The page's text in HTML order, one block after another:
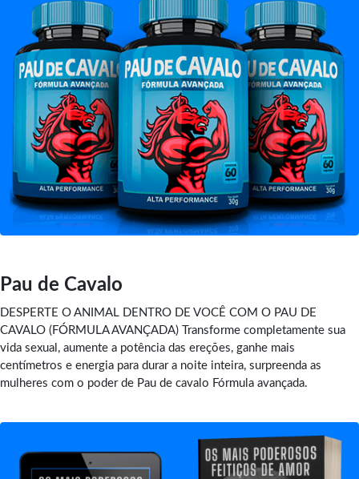
Pau de Cavalo
DESPERTE O ANIMAL DENTRO DE VOCÊ COM O PAU DE
CAVALO (FÓRMULA AVANÇADA) Transforme completamente sua
vida sexual, aumente a potência das ereções, ganhe mais
centímetros e energia para durar a noite inteira, surpreenda as
mulheres com o poder de Pau de cavalo Fórmula avançada.